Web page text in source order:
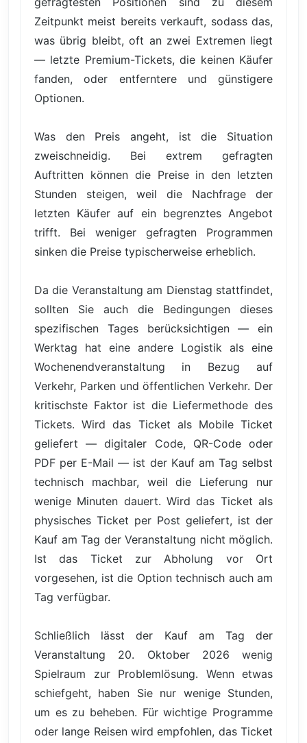
Zeitpunkt meist bereits verkauft, sodass das,
was übrig bleibt, oft an zwei Extremen liegt
— letzte Premium-Tickets, die keinen Käufer
fanden, oder entferntere und günstigere
Optionen.
Was den Preis angeht, ist die Situation
zweischneidig. Bei extrem gefragten
Auftritten können die Preise in den letzten
Stunden steigen, weil die Nachfrage der
letzten Käufer auf ein begrenztes Angebot
trifft. Bei weniger gefragten Programmen
sinken die Preise typischerweise erheblich.
Da die Veranstaltung am Dienstag stattfindet,
sollten Sie auch die Bedingungen dieses
spezifischen Tages berücksichtigen — ein
Werktag hat eine andere Logistik als eine
Wochenendveranstaltung in Bezug auf
Verkehr, Parken und öffentlichen Verkehr. Der
kritischste Faktor ist die Liefermethode des
Tickets. Wird das Ticket als Mobile Ticket
geliefert — digitaler Code, QR-Code oder
PDF per E-Mail — ist der Kauf am Tag selbst
technisch machbar, weil die Lieferung nur
wenige Minuten dauert. Wird das Ticket als
physisches Ticket per Post geliefert, ist der
Kauf am Tag der Veranstaltung nicht möglich.
Ist das Ticket zur Abholung vor Ort
vorgesehen, ist die Option technisch auch am
Tag verfügbar.
Schließlich lässt der Kauf am Tag der
Veranstaltung 20. Oktober 2026 wenig
Spielraum zur Problemlösung. Wenn etwas
schiefgeht, haben Sie nur wenige Stunden,
um es zu beheben. Für wichtige Programme
oder lange Reisen wird empfohlen, das Ticket